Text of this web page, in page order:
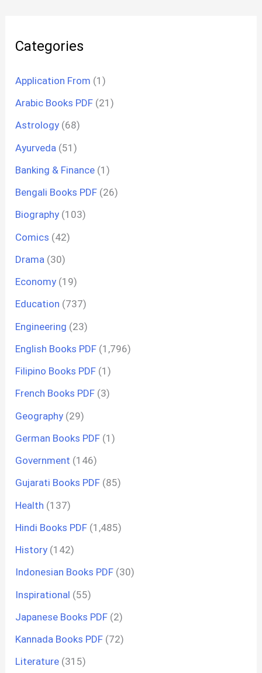
Categories
Application From (1)
Arabic Books PDF (21)
Astrology (68)
Ayurveda (51)
Banking & Finance (1)
Bengali Books PDF (26)
Biography (103)
Comics (42)
Drama (30)
Economy (19)
Education (737)
Engineering (23)
English Books PDF (1,796)
Filipino Books PDF (1)
French Books PDF (3)
Geography (29)
German Books PDF (1)
Government (146)
Gujarati Books PDF (85)
Health (137)
Hindi Books PDF (1,485)
History (142)
Indonesian Books PDF (30)
Inspirational (55)
Japanese Books PDF (2)
Kannada Books PDF (72)
Literature (315)